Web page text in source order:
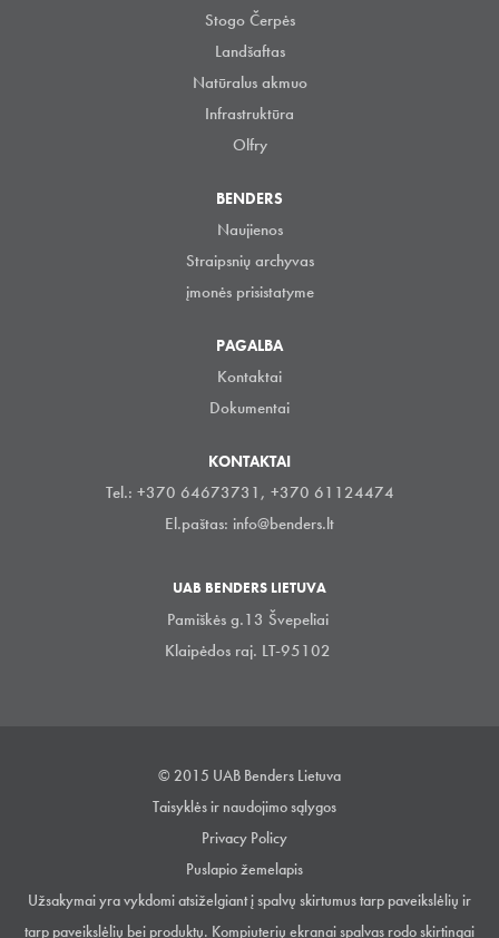
Stogo Čerpės
Landšaftas
Natūralus akmuo
Infrastruktūra
Olfry
BENDERS
Naujienos
Straipsnių archyvas
įmonės prisistatyme
PAGALBA
Kontaktai
Dokumentai
KONTAKTAI
Tel.: +370 64673731, +370 61124474
El.paštas: info@benders.lt
UAB BENDERS LIETUVA
Pamiškės g.13 Švepeliai
Klaipėdos raj. LT-95102
© 2015 UAB Benders Lietuva
Taisyklės ir naudojimo sąlygos
Privacy Policy
Puslapio žemelapis
Užsakymai yra vykdomi atsiželgiant į spalvų skirtumus tarp paveikslėlių ir
tarp paveikslėlių bei produktų. Kompiuterių ekranai spalvas rodo skirtingai